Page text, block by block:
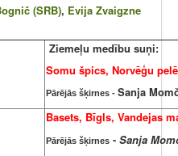
(SRB), Evija Zvaigzne
Ziemeļu medību suņi:
Somu špics, Norvēģu
Pārējās šķirnes - Sanja
Basets, Bīgls, Vandejas
Pārējās šķirnes - Sanja